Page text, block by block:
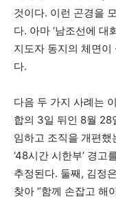
것이다. 이런 곤경을
다. 아마 ‘남조선에
지도자 동지의 체면이
다.
다음 두 가지 사례는
합의 3일 뒤인 8월 28
임하고 조직을 개편
‘48시간 시한부’ 경고
추정된다. 둘째, 김정
찾아 “함께 손잡고 해